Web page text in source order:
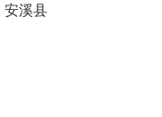
安溪县